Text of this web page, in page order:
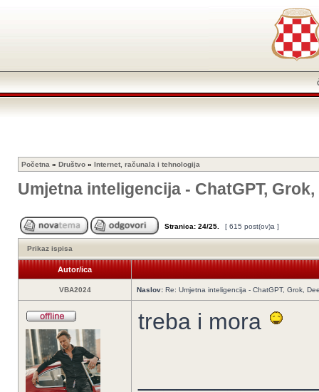
Početna » Društvo » Internet, računala i tehnologija
Umjetna inteligencija - ChatGPT,
Stranica: 24/25 [ 615 post(ov)a ]
Prikaz ispisa
Autor/ica
VBA2024 Naslov: Re: Umjetna inteligencija - ChatGPT, Grok,
treba i mora